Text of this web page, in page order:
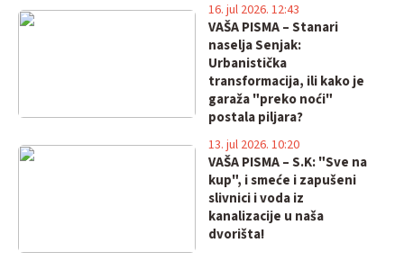
VAŠA PISMA – Stanari
naselja Senjak:
Urbanistička
transformacija, ili kako je
garaža "preko noći"
postala piljara?
16. jul 2026. 12:43
VAŠA PISMA – S.K: "Sve na
kup", i smeće i zapušeni
slivnici i voda iz
kanalizacije u naša
dvorišta!
13. jul 2026. 10:20